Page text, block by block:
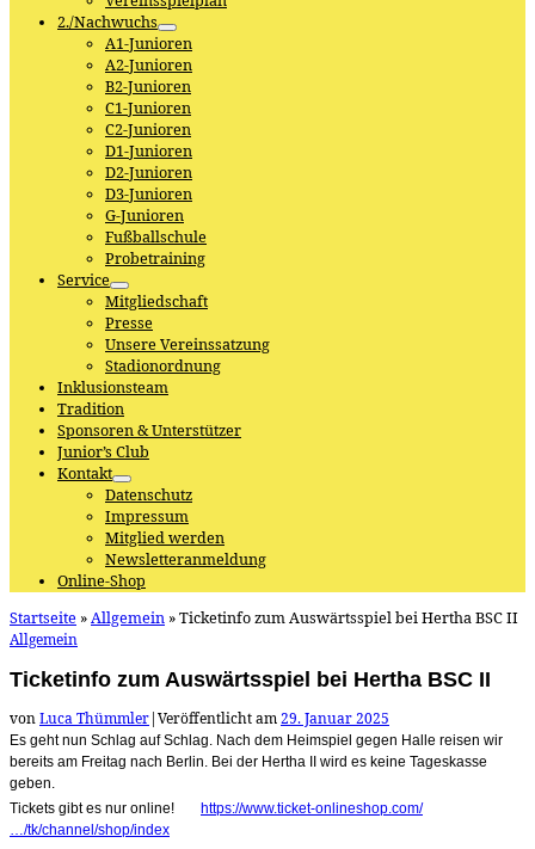
2./Nachwuchs
A1-Junioren
A2-Junioren
B2-Junioren
C1-Junioren
C2-Junioren
D1-Junioren
D2-Junioren
D3-Junioren
G-Junioren
Fußballschule
Probetraining
Service
Mitgliedschaft
Presse
Unsere Vereinssatzung
Stadionordnung
Inklusionsteam
Tradition
Sponsoren & Unterstützer
Junior’s Club
Kontakt
Datenschutz
Impressum
Mitglied werden
Newsletteranmeldung
Online-Shop
Startseite »Allgemein »Ticketinfo zum Auswärtsspiel bei Hertha BSC II
Allgemein
Ticketinfo zum Auswärtsspiel bei Hertha BSC II
vonLuca Thümmler|Veröffentlicht am29. Januar 2025
Es geht nun Schlag auf Schlag. Nach dem Heimspiel gegen Halle reisen wir
bereits am Freitag nach Berlin. Bei der Hertha II wird es keine Tageskasse
geben.
Tickets gibt es nur online!
https://www.ticket-onlineshop.com/
…/tk/channel/shop/index